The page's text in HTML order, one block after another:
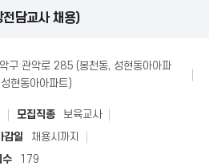
전담교사 채용)
구 관악로 285 (봉천동, 성현동아아파
현동아아파트)
모집직종
보육교사
감일
채용시까지
수 179